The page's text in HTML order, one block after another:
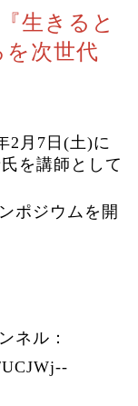
生きると
次世代
2月7日(土)に
を講師として
ポジウムを開
ネル：